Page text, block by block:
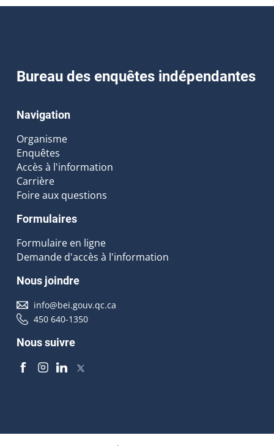
Bureau des enquêtes indépendantes
Navigation
Organisme
Enquêtes
Accès à l'information
Carrière
Foire aux questions
Formulaires
Formulaire en ligne
Demande d'accès à l'information
Nous joindre
info@bei.gouv.qc.ca
450 640-1350
Nous suivre